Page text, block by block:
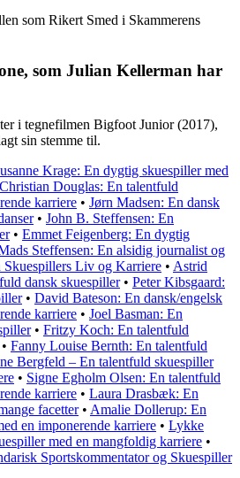
som Rikert Smed i Skammerens
som Julian Kellerman har
i tegnefilmen Bigfoot Junior (2017),
sin stemme til.
Krage: En dygtig skuespiller med
Christian Douglas: En talentfuld
karriere • Jørn Madsen: En dansk
• John B. Steffensen: En
• Emmet Feigenberg: En dygtig
Steffensen: En alsidig journalist og
Skuespillers Liv og Karriere • Astrid
dansk skuespiller• Peter Kibsgaard:
• David Bateson: En dansk/engelsk
karriere • Joel Basman: En
• Fritzy Koch: En talentfuld
Fanny Louise Bernth: En talentfuld
Bergfeld – En talentfuld skuespiller
• Signe Egholm Olsen: En talentfuld
karriere • Laura Drasbæk: En
facetter• Amalie Dollerup: En
en imponerende karriere • Lykke
med en mangfoldig karriere •
Sportskommentator og Skuespiller